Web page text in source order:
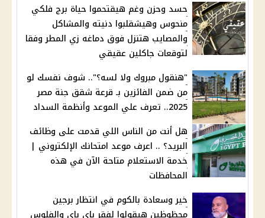
حسد وحزن وغم هيقتحموا حياة برج فلكي
منحوس وهيشقلبوا دنيته والمشاكل
والمصايب هتنزل فوق دماغه زي المطر وفقا
لتوقعات جاكلين عقيقي
"هنقول مبروك ولا لسه؟".. شوف نفسك لو
من ضمن الفائزين بـ قرعة شقق جنة مصر
2025.. تعرف علي الموعد وأنظمة السداد
هل أنت من الناس اللي قدمت على وظائف
البريد؟ .. اعرف موعد امتحانك الإلكتروني |
خدمة الاستعلام متاحة الآن في هذه
المحافظات
خير وسعادة بالكوم في انتظار برجين
محظوظين هيقولوا لفقر باي باي والفلوس